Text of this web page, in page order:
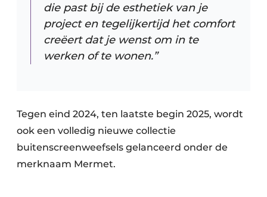
die past bij de esthetiek van je
project en tegelijkertijd het comfort
creëert dat je wenst om in te
werken of te wonen.”
Tegen eind 2024, ten laatste begin 2025, wordt
ook een volledig nieuwe collectie
buitenscreenweefsels gelanceerd onder de
merknaam Mermet.